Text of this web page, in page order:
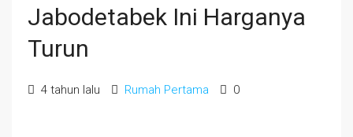
Jabodetabek Ini Harganya
Turun
4 tahun lalu Rumah Pertama 0